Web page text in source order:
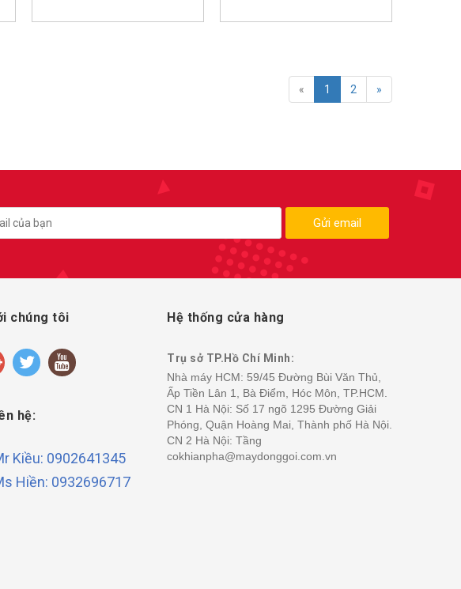
« 1 2 »
Gửi email
chúng tôi
hệ:
Kiều: 0902641345
Hiền: 0932696717
Hệ thống cửa hàng
Trụ sở TP.Hồ Chí Minh:
Nhà máy HCM: 59/45 Đường Bùi Văn Thủ,
Ấp Tiền Lân 1, Bà Điểm, Hóc Môn, TP.HCM.
CN 1 Hà Nội: Số 17 ngõ 1295 Đường Giải
Phóng, Quận Hoàng Mai, Thành phố Hà Nội.
CN 2 Hà Nội: Tầng
cokhianpha@maydonggoi.com.vn